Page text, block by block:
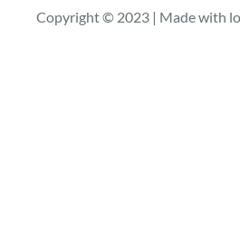
c
Copyright © 2023 | Made with